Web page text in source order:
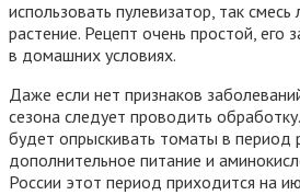
использовать пулевизатор, так
растение. Рецепт очень простой, его
в домашних условиях.
Даже если нет признаков
сезона следует проводить
будет опрыскивать томаты в период
дополнительное питание и
России этот период приходится на